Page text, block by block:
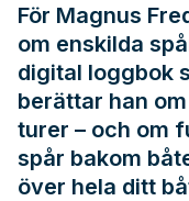
För Magnus
om enskilda
digital loggbok
berättar han
turer – och om
spår bakom
över hela ditt